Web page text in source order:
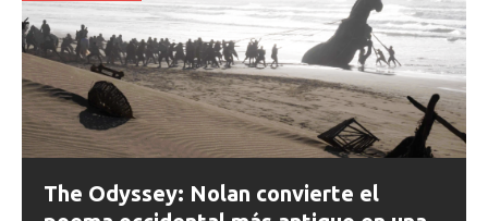
The Odyssey: Nolan convierte el